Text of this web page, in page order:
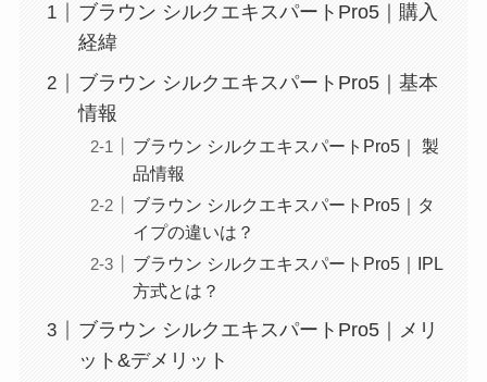
ブラウン シルクエキスパートPro5｜購入
経緯
ブラウン シルクエキスパートPro5｜基本
情報
ブラウン シルクエキスパートPro5｜ 製
品情報
ブラウン シルクエキスパートPro5｜タ
イプの違いは？
ブラウン シルクエキスパートPro5｜IPL
方式とは？
ブラウン シルクエキスパートPro5｜メリ
ット&デメリット